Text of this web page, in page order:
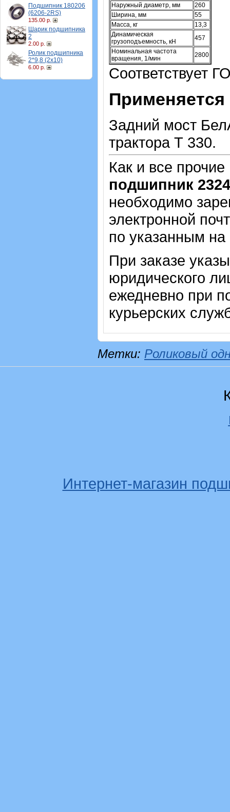
Подшипник 180206
(6206-2RS)
135.00 р.
Шарик подшипника
2
2.00 р.
Ролик подшипника
2*9,8 (2х10)
6.00 р.
Наружный диаметр, мм
260
Ширина, мм
55
Масса, кг
13,3
Динамическая
грузоподъемность, кН
457
Номинальная частота
вращения, 1/мин
2800
Соответствует
Задний мост
трактора Т 330.
Как и все
подшипник 2324
необходимо
электронной
по указанным
При заказе
юридического
ежедневно при
курьерских
Метки: Роликовый
Интернет-магазин